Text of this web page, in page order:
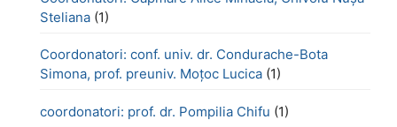
Steliana (1)
Coordonatori: conf. univ. dr. Condurache-Bota
Simona, prof. preuniv. Moțoc Lucica (1)
coordonatori: prof. dr. Pompilia Chifu (1)